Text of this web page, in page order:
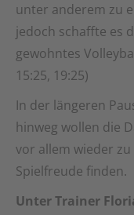
unter anderem zu
jedoch schaffte es
gewohntes
15:25, 19:25)
In der längeren
hinweg wollen die
vor allem wieder
Spielfreude finden.
Unter Trainer